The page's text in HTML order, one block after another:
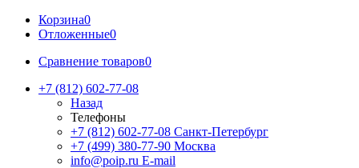
Корзина0
Отложенные0
Сравнение товаров0
+7 (812) 602-77-08
Назад
Телефоны
+7 (812) 602-77-08 Санкт-Петербург
+7 (499) 380-77-90 Москва
info@poip.ru E-mail